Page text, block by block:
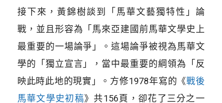
接下來，黃錦樹談到「馬華文藝獨特性」論
戰，並且形容為「馬來亞建國前馬華文學史上
最重要的一場論爭」。這場論爭被視為馬華文
學的「獨立宣言」，當中最重要的綱領為「反
映此時此地的現實」。方修1978年寫的 《戰後
馬華文學史初稿》共156頁，卻花了三分之一